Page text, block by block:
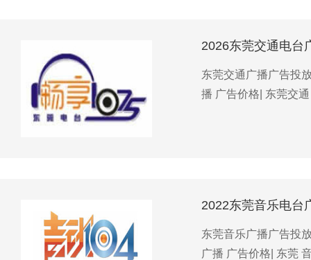
2026东莞交通电台
东莞交通广播广告投
播 广告价格| 东莞交
2022东莞音乐电台
东莞音乐广播广告投
广播 广告价格| 东莞